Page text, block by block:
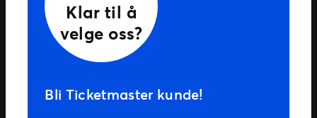
Klar til å
velge oss?
Bli Ticketmaster kunde!